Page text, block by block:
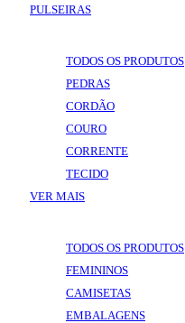
PULSEIRAS
TODOS OS PRODUTOS
PEDRAS
CORDÃO
COURO
CORRENTE
TECIDO
VER MAIS
TODOS OS PRODUTOS
FEMININOS
CAMISETAS
EMBALAGENS